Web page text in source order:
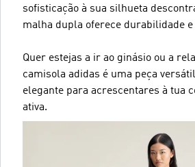
sofisticação à sua silhueta
malha dupla oferece durabilidade e
Quer estejas a ir ao ginásio ou a
camisola adidas é uma peça
elegante para acrescentares à tua
ativa.